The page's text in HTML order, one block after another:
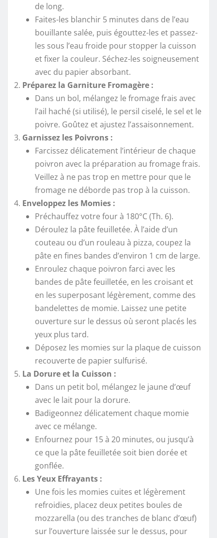
de long.
Faites-les blanchir 5 minutes dans de l’eau
bouillante salée, puis égouttez-les et passez-
les sous l’eau froide pour stopper la cuisson
et fixer la couleur. Séchez-les soigneusement
avec du papier absorbant.
Préparez la Garniture Fromagère :
Dans un bol, mélangez le fromage frais avec
l’ail haché (si utilisé), le persil ciselé, le sel et le
poivre. Goûtez et ajustez l’assaisonnement.
Garnissez les Poivrons :
Farcissez délicatement l’intérieur de chaque
poivron avec la préparation au fromage frais.
Veillez à ne pas trop en mettre pour que le
fromage ne déborde pas trop à la cuisson.
Enveloppez les Momies :
Préchauffez votre four à 180°C (Th. 6).
Déroulez la pâte feuilletée. À l’aide d’un
couteau ou d’un rouleau à pizza, coupez la
pâte en fines bandes d’environ 1 cm de large.
Enroulez chaque poivron farci avec les
bandes de pâte feuilletée, en les croisant et
en les superposant légèrement, comme des
bandelettes de momie. Laissez une petite
ouverture sur le dessus où seront placés les
yeux plus tard.
Déposez les momies sur la plaque de cuisson
recouverte de papier sulfurisé.
La Dorure et la Cuisson :
Dans un petit bol, mélangez le jaune d’œuf
avec le lait pour la dorure.
Badigeonnez délicatement chaque momie
avec ce mélange.
Enfournez pour 15 à 20 minutes, ou jusqu’à
ce que la pâte feuilletée soit bien dorée et
gonflée.
Les Yeux Effrayants :
Une fois les momies cuites et légèrement
refroidies, placez deux petites boules de
mozzarella (ou des tranches de blanc d’œuf)
sur l’ouverture laissée sur le dessus, pour